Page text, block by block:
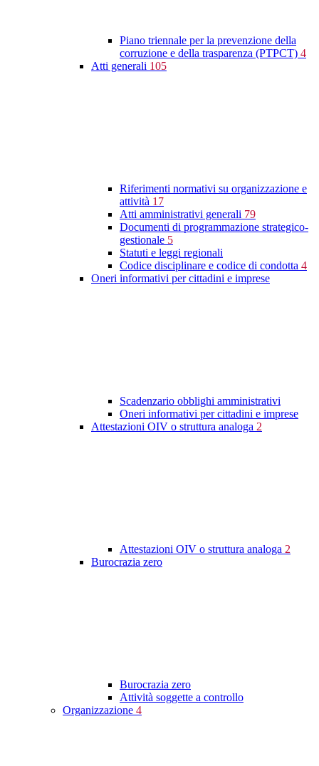
Piano triennale per la prevenzione della
corruzione e della trasparenza (PTPCT) 4
Atti generali 105
Riferimenti normativi su organizzazione e
attività 17
Atti amministrativi generali 79
Documenti di programmazione strategico-
gestionale 5
Statuti e leggi regionali
Codice disciplinare e codice di condotta 4
Oneri informativi per cittadini e imprese
Scadenzario obblighi amministrativi
Oneri informativi per cittadini e imprese
Attestazioni OIV o struttura analoga 2
Attestazioni OIV o struttura analoga 2
Burocrazia zero
Burocrazia zero
Attività soggette a controllo
Organizzazione 4